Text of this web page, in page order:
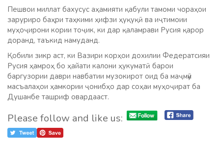
Пешвои миллат бахусус аҳамияти қабули тамоми чораҳои
заруриро баҳри таҳкими ҳифзи ҳуқуқӣ ва иҷтимоии
муҳоҷирони кории тоҷик, ки дар қаламрави Русия қарор
доранд, таъкид намуданд.
Қобили зикр аст, ки Вазири корҳои дохилии Федератсияи
Русия ҳамроҳ бо ҳайати калони ҳукуматӣ барои
баргузории даври навбатии музокирот оид ба маҷмӯи
масъалаҳои ҳамкории ҷонибҳо дар соҳаи муҳоҷират ба
Душанбе ташриф овардааст.
Please follow and like us: